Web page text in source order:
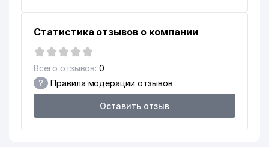
Статистика отзывов о компании
Всего отзывов: 0
? Правила модерации отзывов
Оставить отзыв